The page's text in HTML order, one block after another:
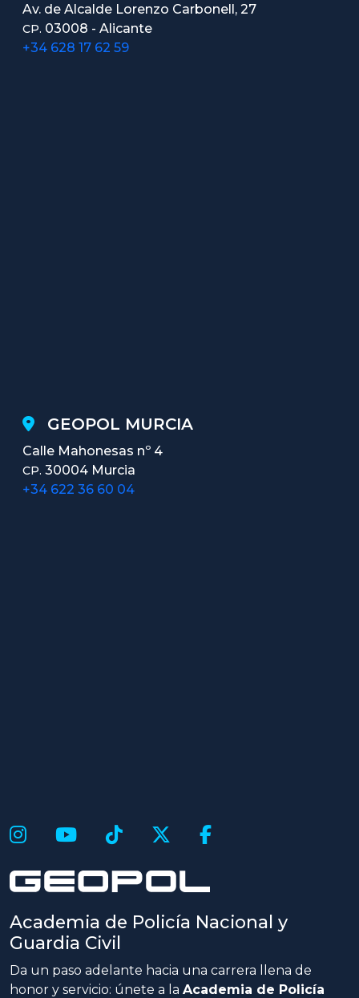
Av. de Alcalde Lorenzo Carbonell, 27
CP. 03008 - Alicante
+34 628 17 62 59
GEOPOL MURCIA
Calle Mahonesas nº 4
CP. 30004 Murcia
+34 622 36 60 04
Academia de Policía Nacional y
Guardia Civil
Da un paso adelante hacia una carrera llena de
honor y servicio: únete a la Academia de Policía